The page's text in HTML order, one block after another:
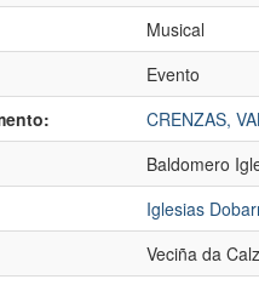
Musical
Evento
CRENZAS,
Baldomero
Iglesias
Veciña da